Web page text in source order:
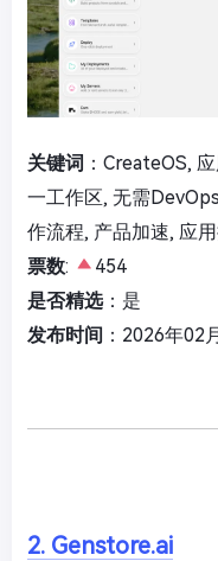
关键词 ：CreateOS,
一工作区, 无需
作流程, 产品加速, 应
票数:
454
是否精选：是
发布时间 ：2026年02
2. Genstore.ai